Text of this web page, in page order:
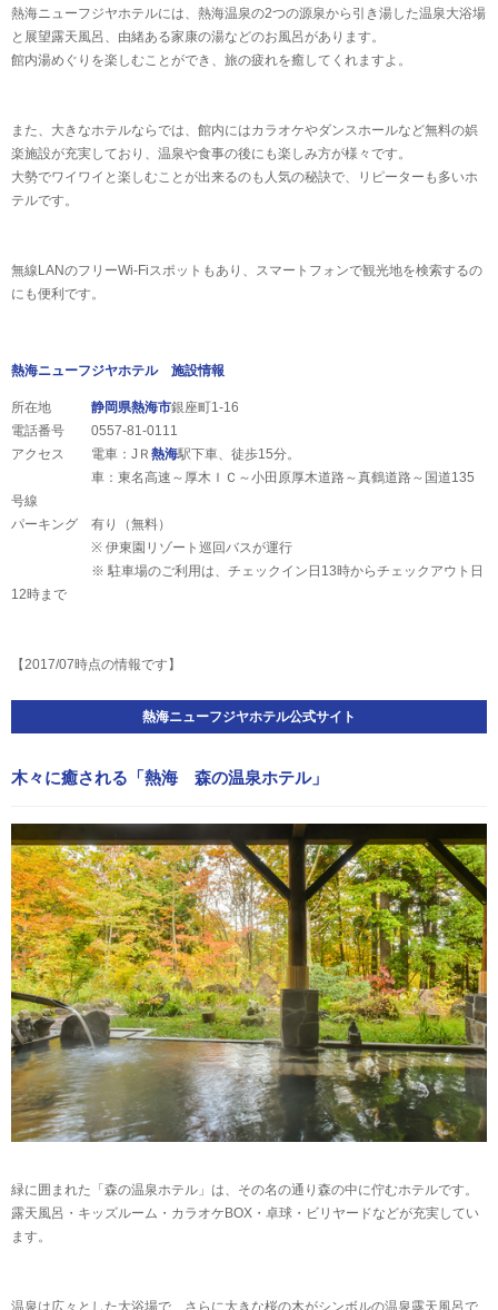
熱海ニューフジヤホテルには、熱海温泉の2つの源泉から引き湯した温泉大浴場
と展望露天風呂、由緒ある家康の湯などのお風呂があります。
館内湯めぐりを楽しむことができ、旅の疲れを癒してくれますよ。
また、大きなホテルならでは、館内にはカラオケやダンスホールなど無料の娯
楽施設が充実しており、温泉や食事の後にも楽しみ方が様々です。
大勢でワイワイと楽しむことが出来るのも人気の秘訣で、リピーターも多いホ
テルです。
無線LANのフリーWi-Fiスポットもあり、スマートフォンで観光地を検索するの
にも便利です。
熱海ニューフジヤホテル 施設情報
所在地 静岡県熱海市銀座町1-16
電話番号 0557-81-0111
アクセス 電車：JＲ 熱海駅下車、徒歩15分。
車：東名高速～厚木ＩＣ～小田原厚木道路～真鶴道路～国道135
号線
パーキング 有り（無料）
※ 伊東園リゾート巡回バスが運行
※ 駐車場のご利用は、チェックイン日13時からチェックアウト日
12時まで
【2017/07時点の情報です】
熱海ニューフジヤホテル公式サイト
木々に癒される「熱海 森の温泉ホテル」
緑に囲まれた「森の温泉ホテル」は、その名の通り森の中に佇むホテルです。
露天風呂・キッズルーム・カラオケBOX・卓球・ビリヤードなどが充実してい
ます。
温泉は広々とした大浴場で、さらに大きな桜の木がシンボルの温泉露天風呂で